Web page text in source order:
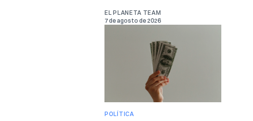
EL PLANETA TEAM
7 de agosto de 2026
POLÍTICA